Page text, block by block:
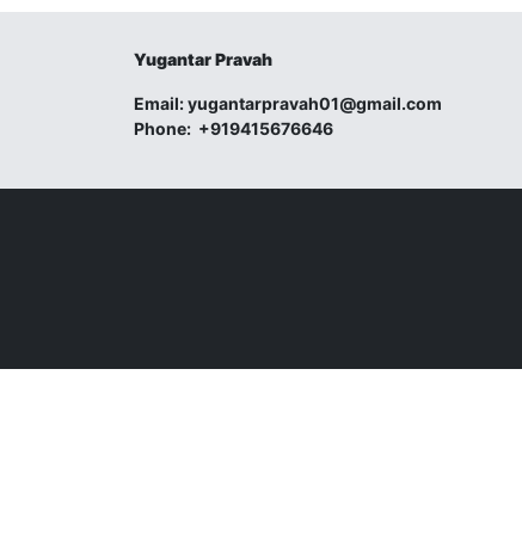
Yugantar Pravah
Email:yugantarpravah01@gmail.com
Phone: +919415676646